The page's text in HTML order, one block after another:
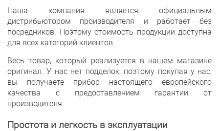
Наша компания является официальным
дистрибьютором производителя и работает без
посредников. Поэтому стоимость продукции доступна
для всех категорий клиентов.
Весь товар, который реализуется в нашем магазине
оригинал. У нас нет подделок, поэтому покупая у нас,
вы получаете прибор настоящего европейского
качества с предоставлением гарантии от
производителя.
Простота и легкость в эксплуатации